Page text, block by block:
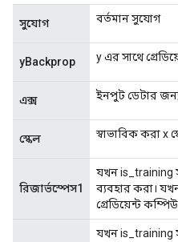
সুযোগ বর্তমান সুযোগ
yBackprop y এর সাথে
এক্স ইনপুট ডেটার
স্কেল স্বাভাবিক করা x
রিজার্ভস্পেস1
যখন is_training
ব্যবহার করা।
গ্রেডিয়েন্ট
যখন is_training